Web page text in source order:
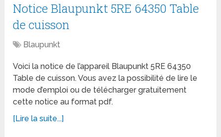
Notice Blaupunkt 5RE 64350 Table
de cuisson
Blaupunkt
Voici la notice de l’appareil Blaupunkt 5RE 64350
Table de cuisson. Vous avez la possibilité de lire le
mode d’emploi ou de télécharger gratuitement
cette notice au format pdf.
[Lire la suite...]